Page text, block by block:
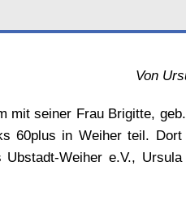
Von
mit seiner Frau Brigitte,
60plus in Weiher teil.
Weiher e.V.,